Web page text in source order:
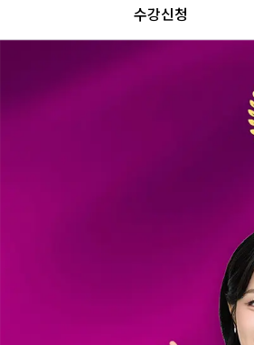
수강신청